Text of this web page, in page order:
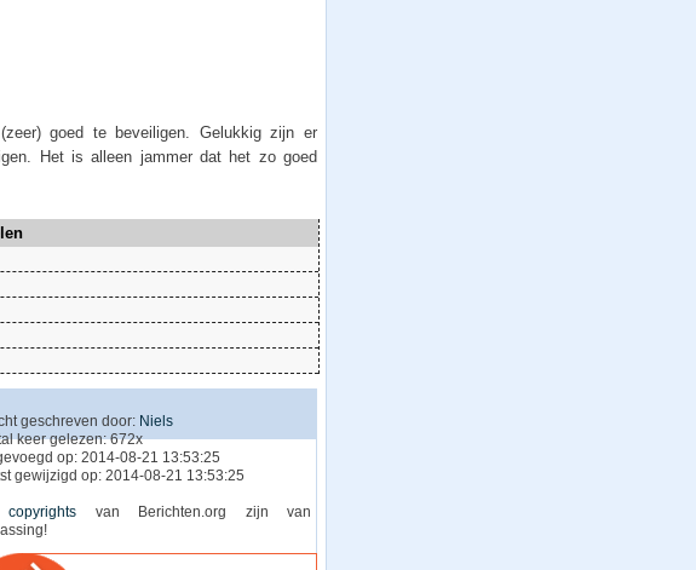
goed te beveiligen. Gelukkig zijn er
Het is alleen jammer dat het zo goed
geschreven door: Niels
keer gelezen: 672x
op: 2014-08-21 13:53:25
gewijzigd op: 2014-08-21 13:53:25
copyrights van Berichten.org zijn van